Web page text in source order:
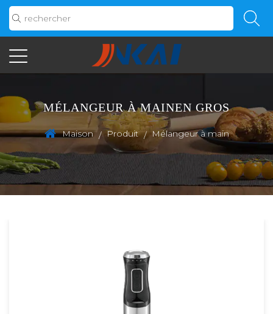
MÉLANGEUR À MAINEN GROS
Maison / Produit / Mélangeur à main